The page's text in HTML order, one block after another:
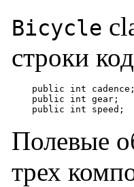
Bicycle
строки
public int
public int gear;
Полевые
трех